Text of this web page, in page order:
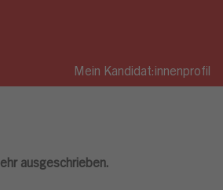
Mein Kandidat:innenprofil
ausgeschrieben.